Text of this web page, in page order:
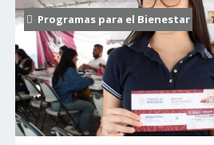
Programas para el Bienestar